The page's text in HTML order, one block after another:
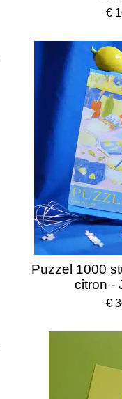
€
Puzzel 1000
citron -
€